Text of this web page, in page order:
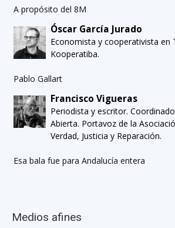
A propósito del 8M
Óscar García Jurado
Economista y cooperativista en
Kooperatiba.
Pablo Gallart
Francisco Vigueras
Periodista y escritor.
Abierta. Portavoz de la
Verdad, Justicia y Reparación.
Esa bala fue para Andalucía entera
Medios afines